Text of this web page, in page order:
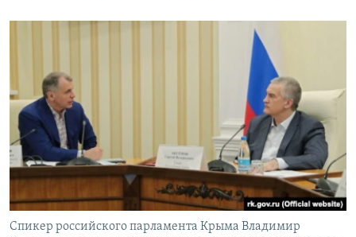
Спикер российского парламента Крыма Владимир